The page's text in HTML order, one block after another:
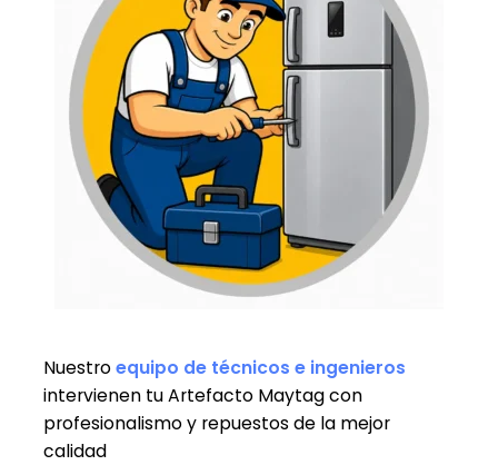
Nuestroequipo de técnicos e ingenieros
intervienen tu Artefacto Maytag con
profesionalismo y repuestos de la mejor
calidad